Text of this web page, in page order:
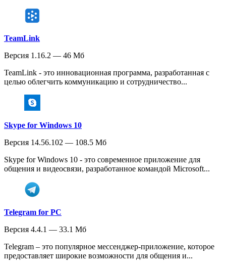
TeamLink
Версия 1.16.2 — 46 Мб
TeamLink - это инновационная программа, разработанная с
целью облегчить коммуникацию и сотрудничество...
Skype for Windows 10
Версия 14.56.102 — 108.5 Мб
Skype for Windows 10 - это современное приложение для
общения и видеосвязи, разработанное командой Microsoft...
Telegram for PC
Версия 4.4.1 — 33.1 Мб
Telegram – это популярное мессенджер-приложение, которое
предоставляет широкие возможности для общения и...